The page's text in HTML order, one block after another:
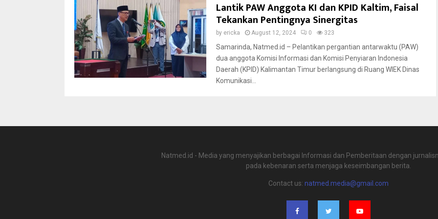
Lantik PAW Anggota KI dan KPID Kaltim, Faisal
Tekankan Pentingnya Sinergitas
by ericka August 12, 2024 0 323
Samarinda, Natmed.id – Pelantikan pergantian antarwaktu (PAW)
dua anggota Komisi Informasi dan Komisi Penyiaran Indonesia
Daerah (KPID) Kalimantan Timur berlangsung di Ruang WIEK Dinas
Komunikasi...
Natmed.id - Media yang menyajikan berbagai Informasi dan Pemberitaan dengan
pada kebenaran serta menjaga keseimbangan berita.
Contact us: natmed.media@gmail.com